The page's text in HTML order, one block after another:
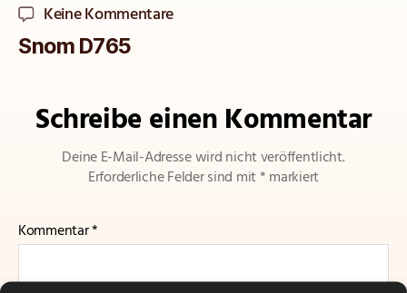
Keine Kommentarezu
Snom D765
Schreibe einen Kommentar
Deine E-Mail-Adresse wird nicht veröffentlicht.
Erforderliche Felder sind mit*markiert
Kommentar*